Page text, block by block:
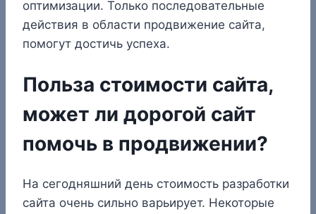
оптимизации. Только последовательные
действия в области продвижение сайта,
помогут достичь успеха.
Польза стоимости сайта,
может ли дорогой сайт
помочь в продвижении?
На сегодняшний день стоимость разработки
сайта очень сильно варьирует. Некоторые